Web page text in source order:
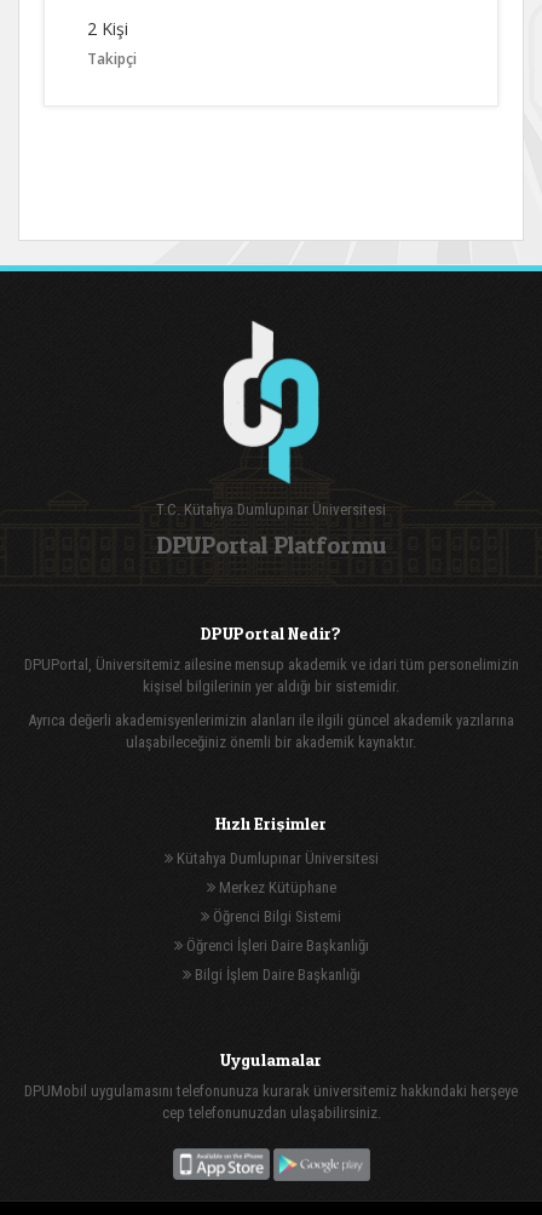
2 Kişi
Takipçi
T.C. Kütahya Dumlupınar Üniversitesi
DPUPortal Platformu
DPUPortal Nedir?
DPUPortal, Üniversitemiz ailesine mensup akademik ve idari tüm personelimizin
kişisel bilgilerinin yer aldığı bir sistemidir.
Ayrıca değerli akademisyenlerimizin alanları ile ilgili güncel akademik yazılarına
ulaşabileceğiniz önemli bir akademik kaynaktır.
Hızlı Erişimler
Kütahya Dumlupınar Üniversitesi
Merkez Kütüphane
Öğrenci Bilgi Sistemi
Öğrenci İşleri Daire Başkanlığı
Bilgi İşlem Daire Başkanlığı
Uygulamalar
DPUMobil uygulamasını telefonunuza kurarak üniversitemiz hakkındaki herşeye
cep telefonunuzdan ulaşabilirsiniz.